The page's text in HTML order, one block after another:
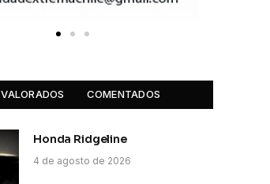
VALORADOS COMENTADOS
Honda Ridgeline
4 de agosto de 2026